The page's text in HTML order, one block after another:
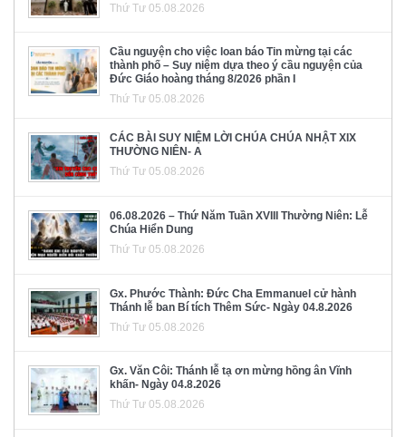
Thứ Tư 05.08.2026
Cầu nguyện cho việc loan báo Tin mừng tại các
thành phố – Suy niệm dựa theo ý cầu nguyện của
Đức Giáo hoàng tháng 8/2026 phần I
Thứ Tư 05.08.2026
CÁC BÀI SUY NIỆM LỜI CHÚA CHÚA NHẬT XIX
THƯỜNG NIÊN- A
Thứ Tư 05.08.2026
06.08.2026 – Thứ Năm Tuần XVIII Thường Niên: Lễ
Chúa Hiển Dung
Thứ Tư 05.08.2026
Gx. Phước Thành: Đức Cha Emmanuel cử hành
Thánh lễ ban Bí tích Thêm Sức- Ngày 04.8.2026
Thứ Tư 05.08.2026
Gx. Văn Côi: Thánh lễ tạ ơn mừng hồng ân Vĩnh
khấn- Ngày 04.8.2026
Thứ Tư 05.08.2026